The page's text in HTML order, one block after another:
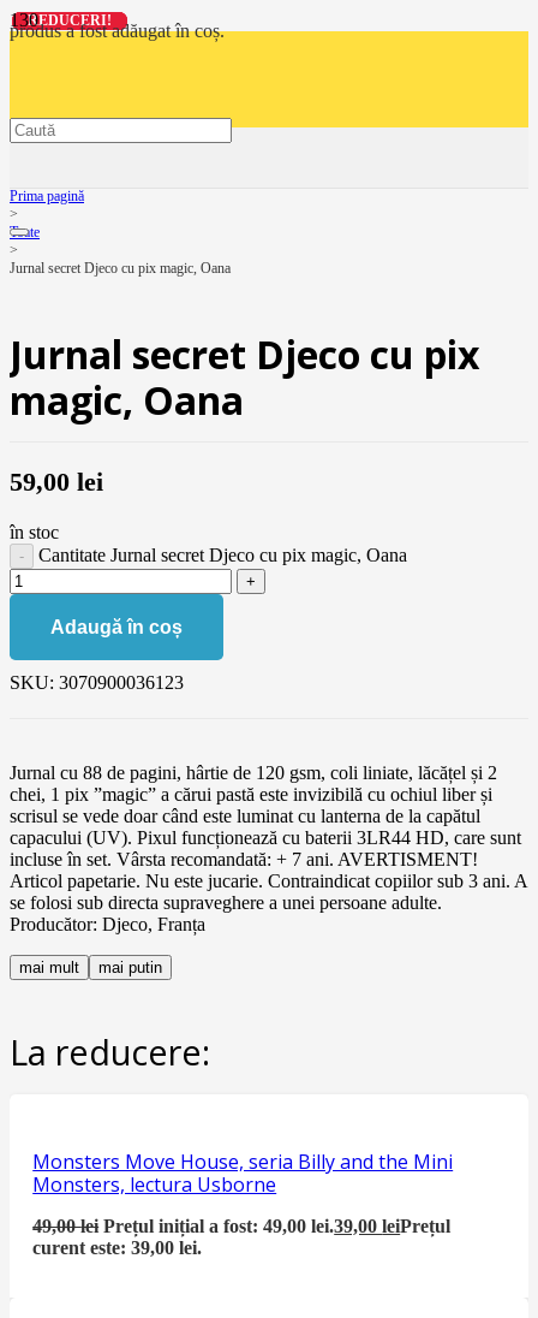
produsa fost adăugat în coș.
Prima pagină
>
Toate
>
Jurnal secret Djeco cu pix magic, Oana
Jurnal secret Djeco cu pix
magic, Oana
59,00 lei
în stoc
Cantitate Jurnal secret Djeco cu pix magic, Oana
Adaugă în coș
SKU: 3070900036123
Jurnal cu 88 de pagini, hârtie de 120 gsm, coli liniate, lăcățel și 2
chei, 1 pix ”magic” a cărui pastă este invizibilă cu ochiul liber și
scrisul se vede doar când este luminat cu lanterna de la capătul
capacului (UV). Pixul funcționează cu baterii 3LR44 HD, care sunt
incluse în set. Vârsta recomandată: + 7 ani. AVERTISMENT!
Articol papetarie. Nu este jucarie. Contraindicat copiilor sub 3 ani. A
se folosi sub directa supraveghere a unei persoane adulte.
Producător: Djeco, Franța
mai mult mai putin
La reducere:
REDUCERI!
Monsters Move House, seria Billy and the Mini
Monsters, lectura Usborne
49,00lei Prețul inițial a fost: 49,00 lei.39,00leiPrețul
curent este: 39,00 lei.
REDUCERI!
REDUCERI!
REDUCERI!